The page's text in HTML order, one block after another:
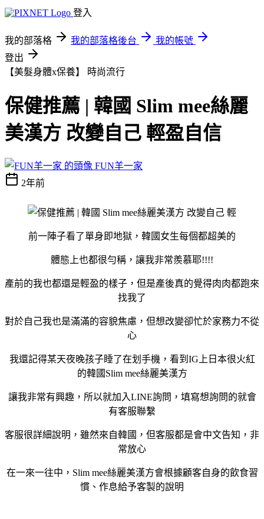
登入
我的部落格 我的部落格後台
我的帳號
登出
【美髮身體x保養】
時尚流行
保健推薦 | 韓國 Slim mee絲麗
美漢方 改變自己 輕盈自信
FUN羊一家
2年前
前一陣子看了單身即地獄，韓國女生每個都超美的
體態上也都很勻稱，讓我非常羨慕耶!!!!
產前的我也都還是輕盈的樣子，但是產後真的覺得肉肉都跑來
找我了
對於自己我也是滿滿的容貌焦慮，但想改變卻忙於家務力不從
心
我還記得某天夜晚孩子睡了在划手機，看到IG上日本很火紅
的韓國Slim mee絲麗美漢方
讓我非常有興趣，所以就加入LINE詢問，填寫想詢問的就會
有客服聯繫
客服很詳細說明，雖然來自韓國，但客服都是會中文告知，非
常放心
在一來一往中，Slim mee絲麗美漢方會根據顧客自身的飲食習
慣、作息給予客製的說明